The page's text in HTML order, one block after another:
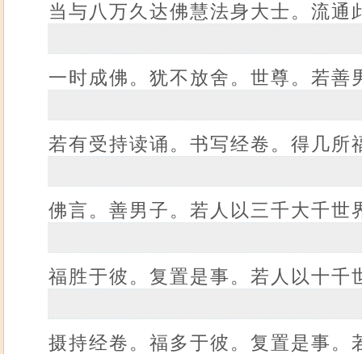
当与八万久达佛慧法身大士。流
一时成佛。犹不放舍。世尊。若
若有受持读诵。书写经卷。得几所
佛言。善男子。若人以三千大千
福胜于彼。复置是事。若人以十
摄持经卷。福多于彼。复置是事